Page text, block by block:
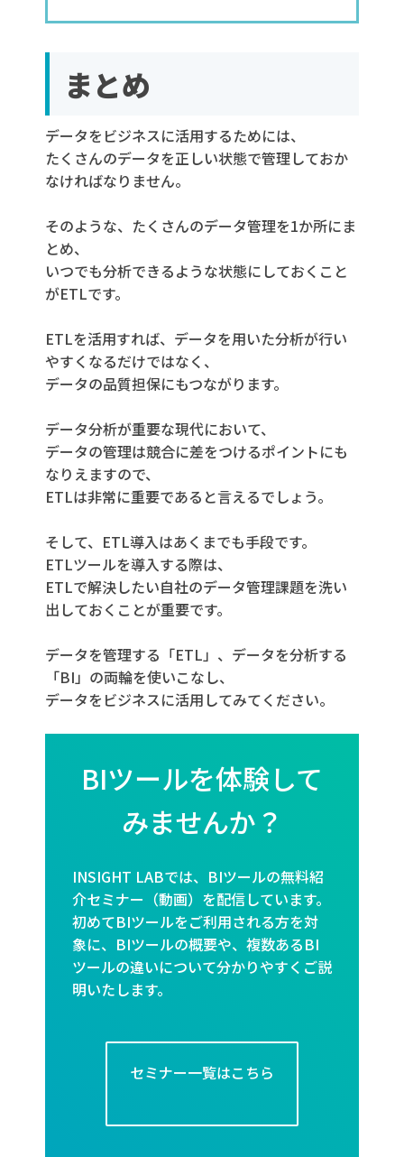
まとめ
データをビジネスに活用するためには、
たくさんのデータを正しい状態で管理しておか
なければなりません。
そのような、たくさんのデータ管理を1か所にま
とめ、
いつでも分析できるような状態にしておくこと
がETLです。
ETLを活用すれば、データを用いた分析が行い
やすくなるだけではなく、
データの品質担保にもつながります。
データ分析が重要な現代において、
データの管理は競合に差をつけるポイントにも
なりえますので、
ETLは非常に重要であると言えるでしょう。
そして、ETL導入はあくまでも手段です。
ETLツールを導入する際は、
ETLで解決したい自社のデータ管理課題を洗い
出しておくことが重要です。
データを管理する「ETL」、データを分析する
「BI」の両輪を使いこなし、
データをビジネスに活用してみてください。
BIツールを体験して
みませんか？
INSIGHT LABでは、BIツールの無料紹
介セミナー（動画）を配信しています。
初めてBIツールをご利用される方を対
象に、BIツールの概要や、複数あるBI
ツールの違いについて分かりやすくご説
明いたします。
セミナー一覧はこちら